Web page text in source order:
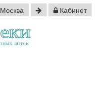
Москва Кабинет